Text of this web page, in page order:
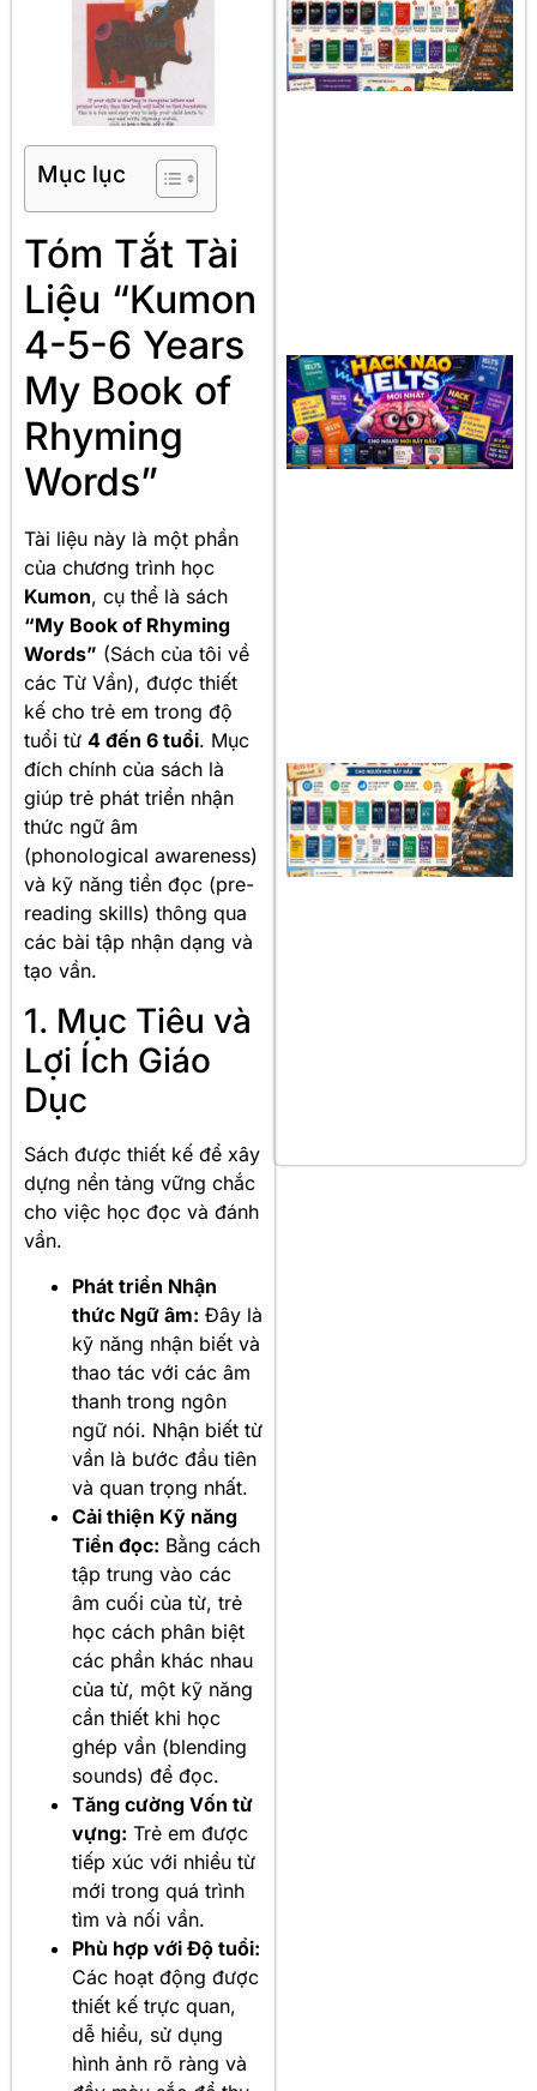
Mục lục
Tóm Tắt Tài
Liệu “Kumon
4-5-6 Years
My Book of
Rhyming
Words”
Tài liệu này là một phần
của chương trình học
Kumon, cụ thể là sách
“My Book of Rhyming
Words” (Sách của tôi về
các Từ Vần), được thiết
kế cho trẻ em trong độ
tuổi từ 4 đến 6 tuổi. Mục
đích chính của sách là
giúp trẻ phát triển nhận
thức ngữ âm
(phonological awareness)
và kỹ năng tiền đọc (pre-
reading skills) thông qua
các bài tập nhận dạng và
tạo vần.
1. Mục Tiêu và
Lợi Ích Giáo
Dục
Sách được thiết kế để xây
dựng nền tảng vững chắc
cho việc học đọc và đánh
vần.
Phát triển Nhận
thức Ngữ âm: Đây là
kỹ năng nhận biết và
thao tác với các âm
thanh trong ngôn
ngữ nói. Nhận biết từ
vần là bước đầu tiên
và quan trọng nhất.
Cải thiện Kỹ năng
Tiền đọc: Bằng cách
tập trung vào các
âm cuối của từ, trẻ
học cách phân biệt
các phần khác nhau
của từ, một kỹ năng
cần thiết khi học
ghép vần (blending
sounds) để đọc.
Tăng cường Vốn từ
vựng: Trẻ em được
tiếp xúc với nhiều từ
mới trong quá trình
tìm và nối vần.
Phù hợp với Độ tuổi:
Các hoạt động được
thiết kế trực quan,
dễ hiểu, sử dụng
hình ảnh rõ ràng và